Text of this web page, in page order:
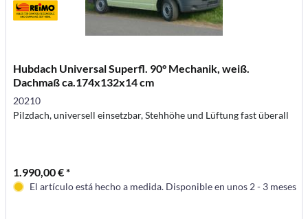
Hubdach Universal Superfl. 90° Mechanik, weiß.
Dachmaß ca.174x132x14 cm
20210
Pilzdach, universell einsetzbar, Stehhöhe und Lüftung fast überall
1.990,00 € *
El artículo está hecho a medida. Disponible en unos 2 - 3 meses